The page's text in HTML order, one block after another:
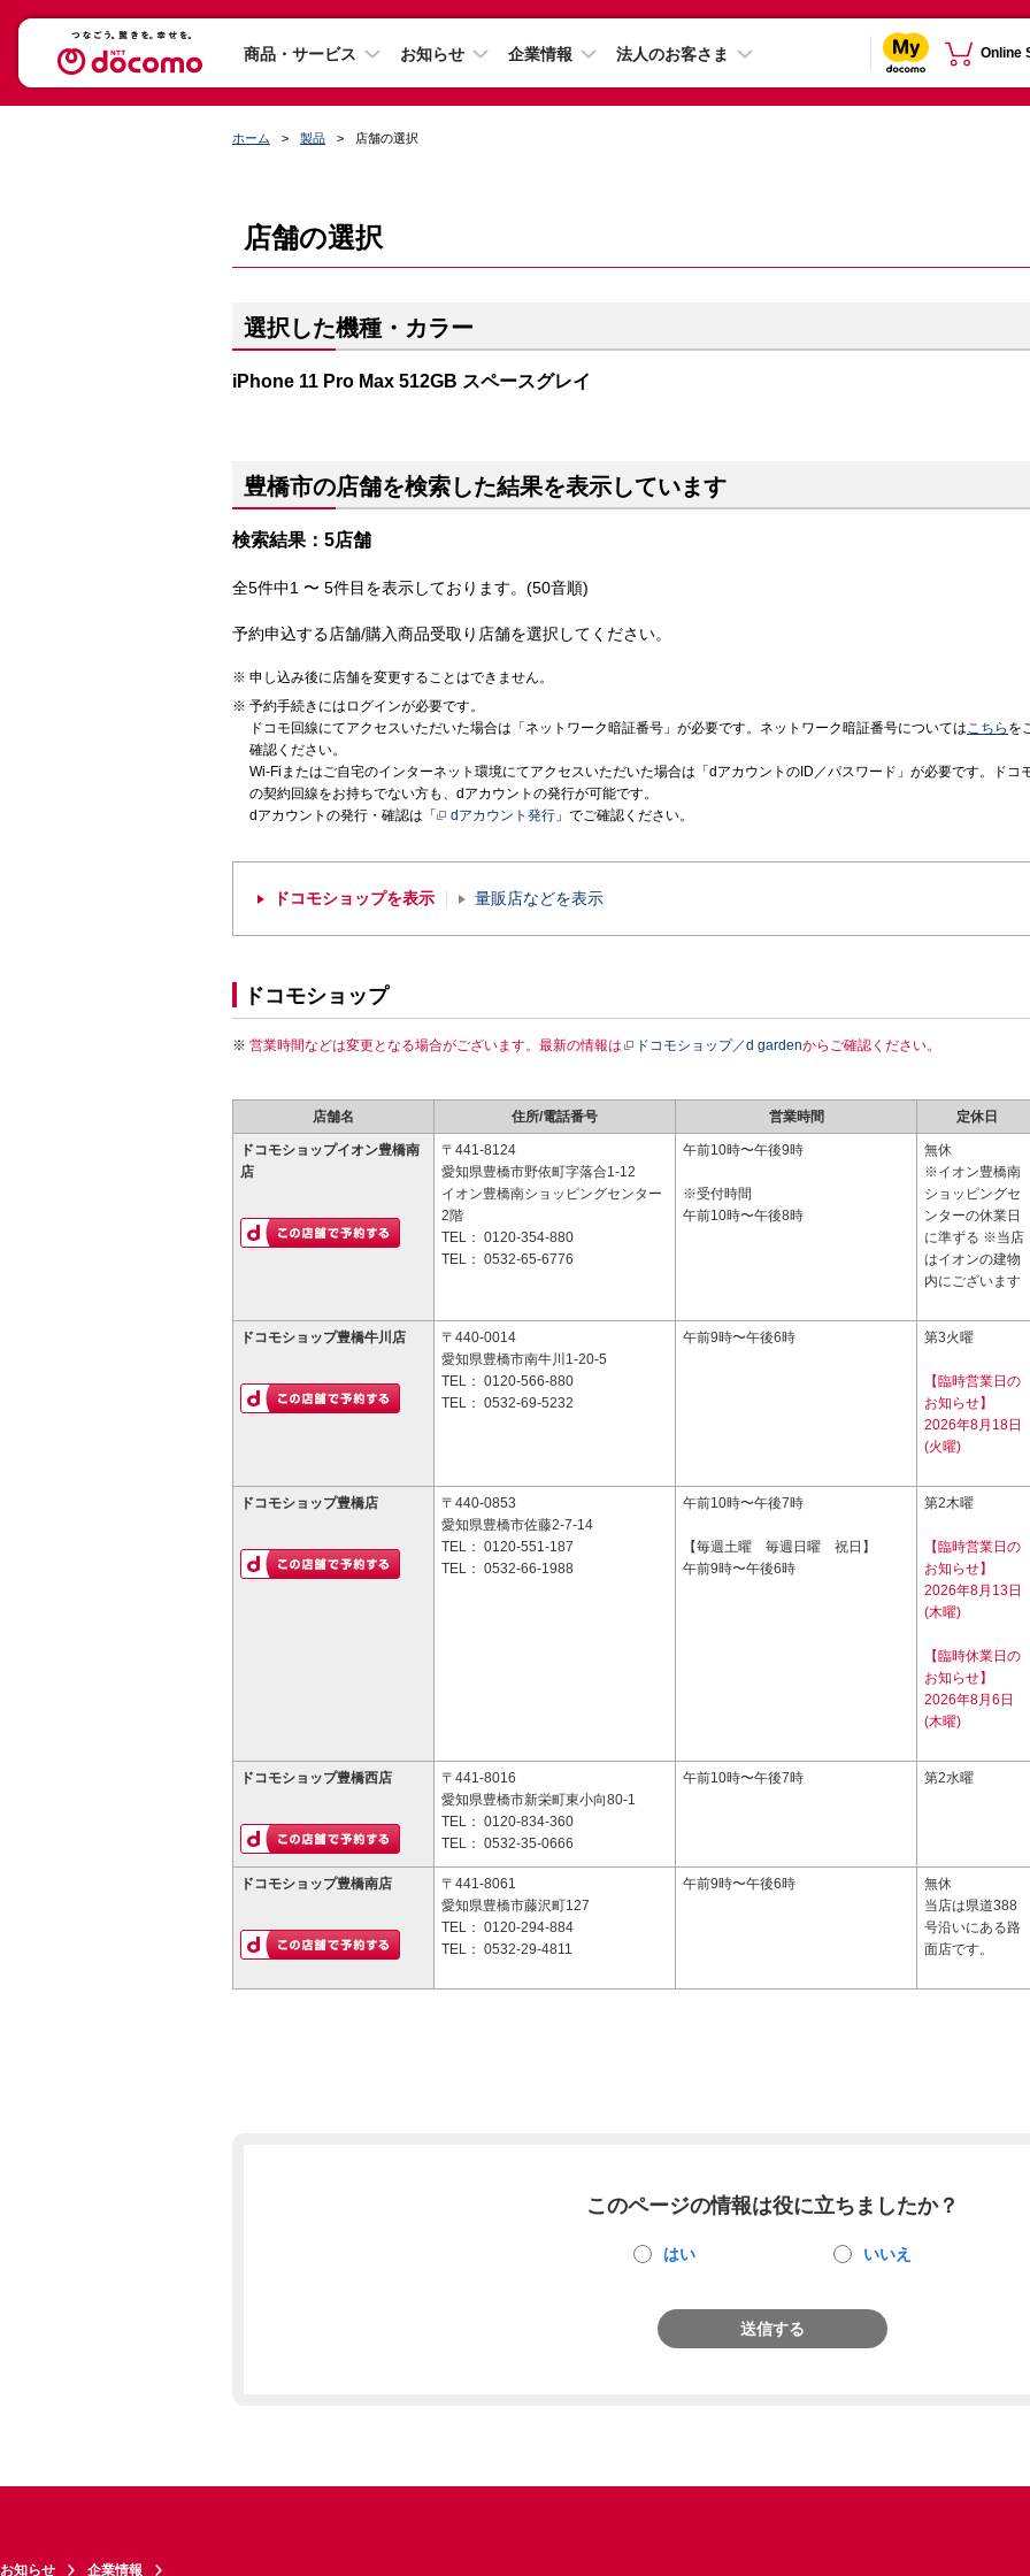
商品・サービス お知らせ 企業情報 法人のお客さま Online
ホーム 製品 店舗の選択
店舗の選択
選択した機種・カラー
iPhone 11 Pro Max 512GB スペースグレイ
豊橋市の店舗を検索した結果を表示しています
検索結果：5店舗
全5件中1 〜 5件目を表示しております。(50音順)
予約申込する店舗/購入商品受取り店舗を選択してください。
申し込み後に店舗を変更することはできません。
予約手続きにはログインが必要です。
ドコモ回線にてアクセスいただいた場合は「ネットワーク暗証番号」が必要です。ネットワーク暗証番号についてはこちら を
確認ください。
Wi-Fiまたはご自宅のインターネット環境にてアクセスいただいた場合は「dアカウントのID／パスワード」が必要です。ドコ
の契約回線をお持ちでない方も、dアカウントの発行が可能です。
dアカウントの発行・確認は「
dアカウント発行 」でご確認ください。
ドコモショップを表示 量販店などを表示
ドコモショップ
営業時間などは変更となる場合がございます。最新の情報は ドコモショップ／d gardenからご確認ください。
店舗名 住所/電話番号 営業時間 定休日
ドコモショップイオン豊橋南
店
〒441-8124
愛知県豊橋市野依町字落合1-12
イオン豊橋南ショッピングセンター
2階
TEL： 0120-354-880
TEL： 0532-65-6776
午前10時〜午後9時
※受付時間
午前10時〜午後8時
無休
※イオン豊橋南
ショッピングセ
ンターの休業日
に準ずる ※当店
はイオンの建物
内にございます
ドコモショップ豊橋牛川店
〒440-0014
愛知県豊橋市南牛川1-20-5
TEL： 0120-566-880
TEL： 0532-69-5232
午前9時〜午後6時 第3火曜
【臨時営業日の
お知らせ】
2026年8月18日
(火曜)
ドコモショップ豊橋店
〒440-0853
愛知県豊橋市佐藤2-7-14
TEL： 0120-551-187
TEL： 0532-66-1988
午前10時〜午後7時
【毎週土曜 毎週日曜 祝日】
午前9時〜午後6時
第2木曜
【臨時営業日の
お知らせ】
2026年8月13日
(木曜)
【臨時休業日の
お知らせ】
2026年8月6日
(木曜)
ドコモショップ豊橋西店
〒441-8016
愛知県豊橋市新栄町東小向80-1
TEL： 0120-834-360
TEL： 0532-35-0666
午前10時〜午後7時 第2水曜
ドコモショップ豊橋南店
〒441-8061
愛知県豊橋市藤沢町127
TEL： 0120-294-884
TEL： 0532-29-4811
午前9時〜午後6時
無休
当店は県道388
号沿いにある路
面店です。
このページの情報は役に立ちましたか？
はい いいえ
送信する
お知らせ 企業情報